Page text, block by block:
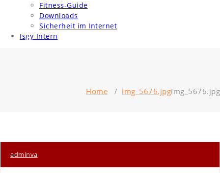
Fitness-Guide
Downloads
Sicherheit im Internet
Isgy-Intern
Home / img_5676.jpgimg_5676.jpg
adminva